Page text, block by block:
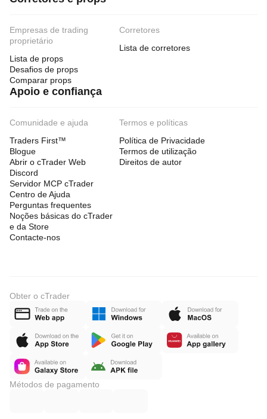
Empresas de trading
proprietário
Lista de props
Desafios de props
Comparar props
Corretores
Lista de corretores
Apoio e confiança
Comunidade e ajuda
Traders First™
Blogue
Abrir o cTrader Web
Discord
Servidor MCP cTrader
Centro de Ajuda
Perguntas frequentes
Noções básicas do cTrader
e da Store
Contacte-nos
Termos e políticas
Política de Privacidade
Termos de utilização
Direitos de autor
Obter o cTrader
Métodos de pagamento